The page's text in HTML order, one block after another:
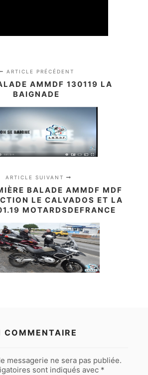
ARTICLE PRÉCÉDENT
AMMDF 130119 LA
BAIGNADE
ARTICLE SUIVANT
BALADE AMMDF MDF
LE CALVADOS ET LA
MOTARDSDEFRANCE
COMMENTAIRE
messagerie ne sera pas publiée.
sont indiqués avec *